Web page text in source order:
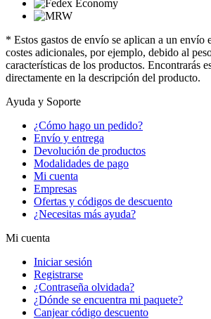
* Estos gastos de envío se aplican a un envío
costes adicionales, por ejemplo, debido al
características de los productos. Encontrarás
directamente en la descripción del producto.
Ayuda y Soporte
¿Cómo hago un pedido?
Envío y entrega
Devolución de productos
Modalidades de pago
Mi cuenta
Empresas
Ofertas y códigos de descuento
¿Necesitas más ayuda?
Mi cuenta
Iniciar sesión
Registrarse
¿Contraseña olvidada?
¿Dónde se encuentra mi paquete?
Canjear código descuento